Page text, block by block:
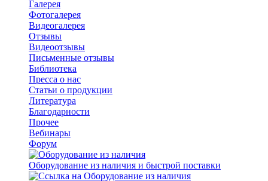
Галерея
Фотогалерея
Видеогалерея
Отзывы
Видеоотзывы
Письменные отзывы
Библиотека
Пресса о нас
Статьи о продукции
Литература
Благодарности
Прочее
Вебинары
Форум
Оборудование из наличия и быстрой поставки